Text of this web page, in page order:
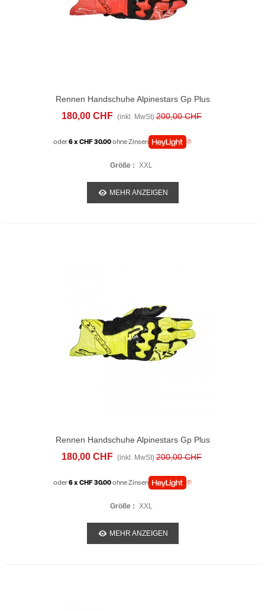
Rennen Handschuhe Alpinestars Gp Plus
180,00 CHF (inkl. MwSt) 200,00 CHF
oder6 x CHF 30.00ohne Zinsen
Größe : XXL
MEHR ANZEIGEN
Rennen Handschuhe Alpinestars Gp Plus
180,00 CHF (inkl. MwSt) 200,00 CHF
oder6 x CHF 30.00ohne Zinsen
Größe : XXL
MEHR ANZEIGEN